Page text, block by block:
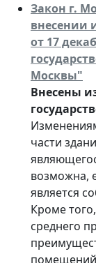
Закон г.
внесении
от 17
Москвы"
Внесены
части
возможна,
является
Кроме
среднего